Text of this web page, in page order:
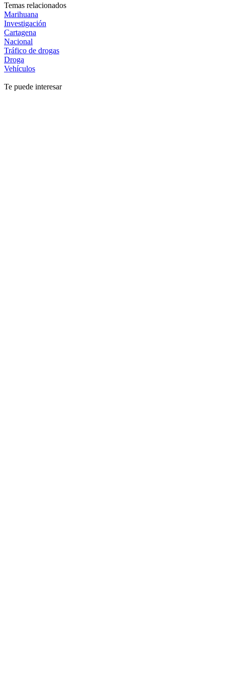
Temas relacionados
Marihuana
Investigación
Cartagena
Nacional
Tráfico de drogas
Droga
Vehículos
Te puede interesar